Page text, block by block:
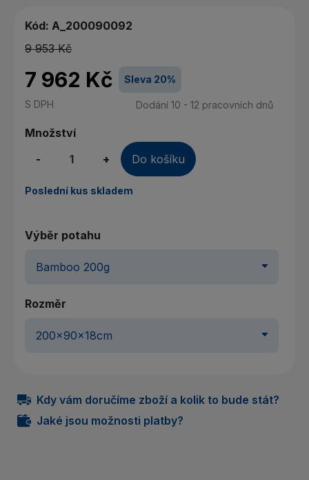
Kód: A_200090092
9 953 Kč
7 962 Kč Sleva 20%
S DPH Dodání 10 - 12 pracovních dnů
Množství
-
+ Do košíku
Poslední kus skladem
Výběr potahu
Rozměr
Kdy vám doručíme zboží a kolik to bude stát?
Jaké jsou možnosti platby?